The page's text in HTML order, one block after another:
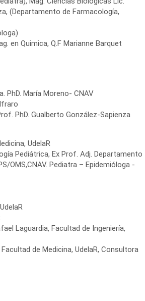
(Departamento de Farmacología,
en Quimica, Q.F Marianne Barquet
PhD. María Moreno- CNAV
PhD. Gualberto González-Sapienza
UdelaR
Pediátrica, Ex Prof. Adj. Departamento
OMS,CNAV. Pediatra – Epidemióloga -
Laguardia, Facultad de Ingeniería,
de Medicina, UdelaR, Consultora